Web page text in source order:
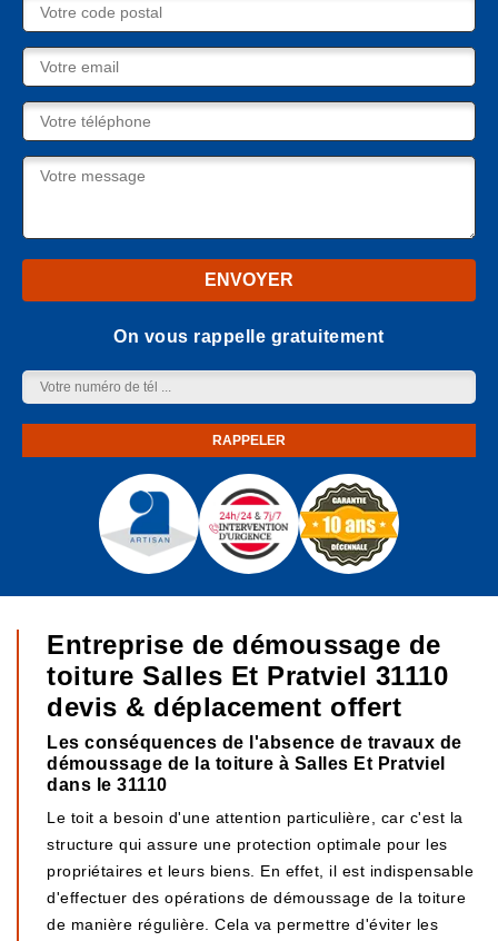
On vous rappelle gratuitement
Entreprise de démoussage de
toiture Salles Et Pratviel 31110
devis & déplacement offert
Les conséquences de l'absence de travaux de
démoussage de la toiture à Salles Et Pratviel
dans le 31110
Le toit a besoin d'une attention particulière, car c'est la
structure qui assure une protection optimale pour les
propriétaires et leurs biens. En effet, il est indispensable
d'effectuer des opérations de démoussage de la toiture
de manière régulière. Cela va permettre d'éviter les